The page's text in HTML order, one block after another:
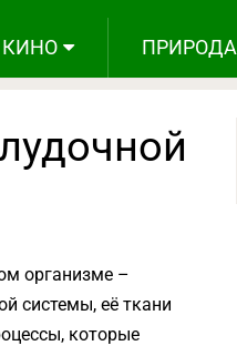
КИНО ПРИРОДА
организме –
системы, её ткани
которые